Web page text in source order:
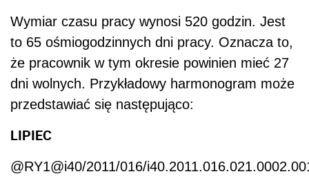
Wymiar czasu pracy wynosi 520 godzin. Jest
to 65 ośmiogodzinnych dni pracy. Oznacza to,
że pracownik w tym okresie powinien mieć 27
dni wolnych. Przykładowy harmonogram może
przedstawiać się następująco:
LIPIEC
@RY1@i40/2011/016/